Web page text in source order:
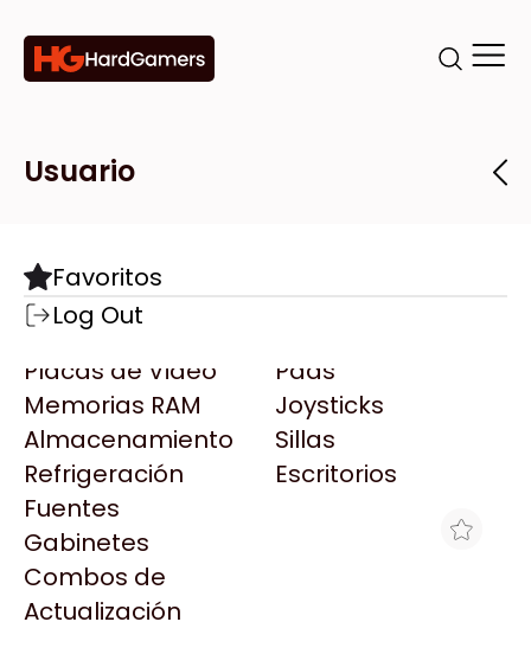
Categorías
Componentes
Motherboards
Microprocesadores
Placas de Video
Memorias RAM
Almacenamiento
Refrigeración
Fuentes
Gabinetes
Combos de
Actualización
Pads
Joysticks
Sillas
Escritorios
Marcas
Todas las Marcas
AMD
AULA
Acer
Adata
AeroCool
Antec
Arkham
Asrock
Tiendas
Destacadas
Usuario
Favoritos
Log Out
MOTHERBOARD MSI PRO H810M-B
WIFI6E LGA 1851 DDR5